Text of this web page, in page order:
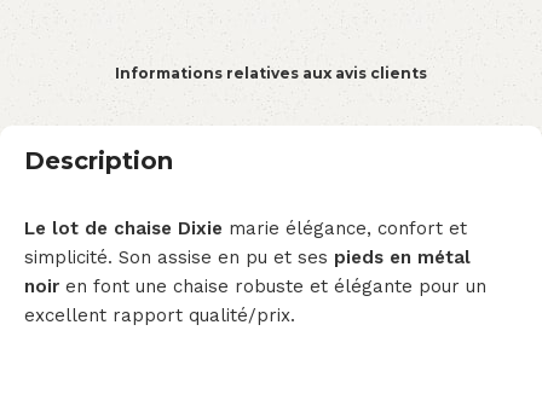
Informations relatives aux avis clients
Description
Le lot de chaise Dixie marie élégance, confort et
simplicité. Son assise en pu et ses pieds en métal
noir en font une chaise robuste et élégante pour un
excellent rapport qualité/prix.